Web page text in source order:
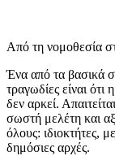
Από τη νομοθεσία
Ένα από τα βασικά
τραγωδίες είναι
δεν αρκεί.
σωστή μελέτη και
όλους: ιδιοκτήτες,
δημόσιες αρχές.